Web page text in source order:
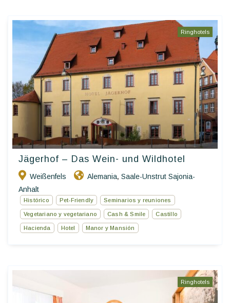
Ringhotels
Jägerhof – Das Wein- und Wildhotel
Weißenfels Alemania, Saale-Unstrut Sajonia-
Anhalt
Histórico Pet-Friendly Seminarios y reuniones
Vegetariano y vegetariano Cash & Smile Castillo
Hacienda Hotel Manor y Mansión
Ringhotels